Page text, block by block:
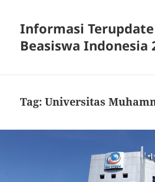
Informasi Terupdate
Beasiswa Indonesia
Tag:Universitas